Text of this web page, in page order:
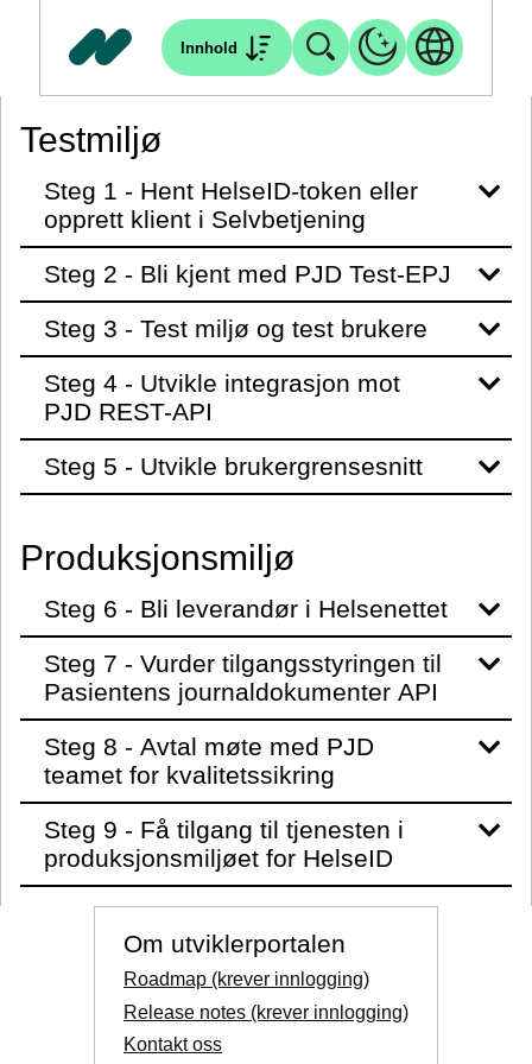
Innhold
Testmiljø
Steg 1 - Hent HelseID-token eller
opprett klient i Selvbetjening
Steg 2 - Bli kjent med PJD Test-EPJ
Steg 3 - Test miljø og test brukere
Steg 4 - Utvikle integrasjon mot
PJD REST-API
Steg 5 - Utvikle brukergrensesnitt
Produksjonsmiljø
Steg 6 - Bli leverandør i Helsenettet
Steg 7 - Vurder tilgangsstyringen til
Pasientens journaldokumenter API
Steg 8 - Avtal møte med PJD
teamet for kvalitetssikring
Steg 9 - Få tilgang til tjenesten i
produksjonsmiljøet for HelseID
Om utviklerportalen
Roadmap (krever innlogging)
Release notes (krever innlogging)
Kontakt oss